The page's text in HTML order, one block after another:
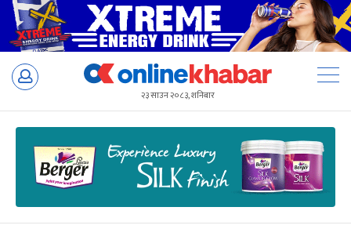
Skip
२३ साउन २०८३, शनिबार